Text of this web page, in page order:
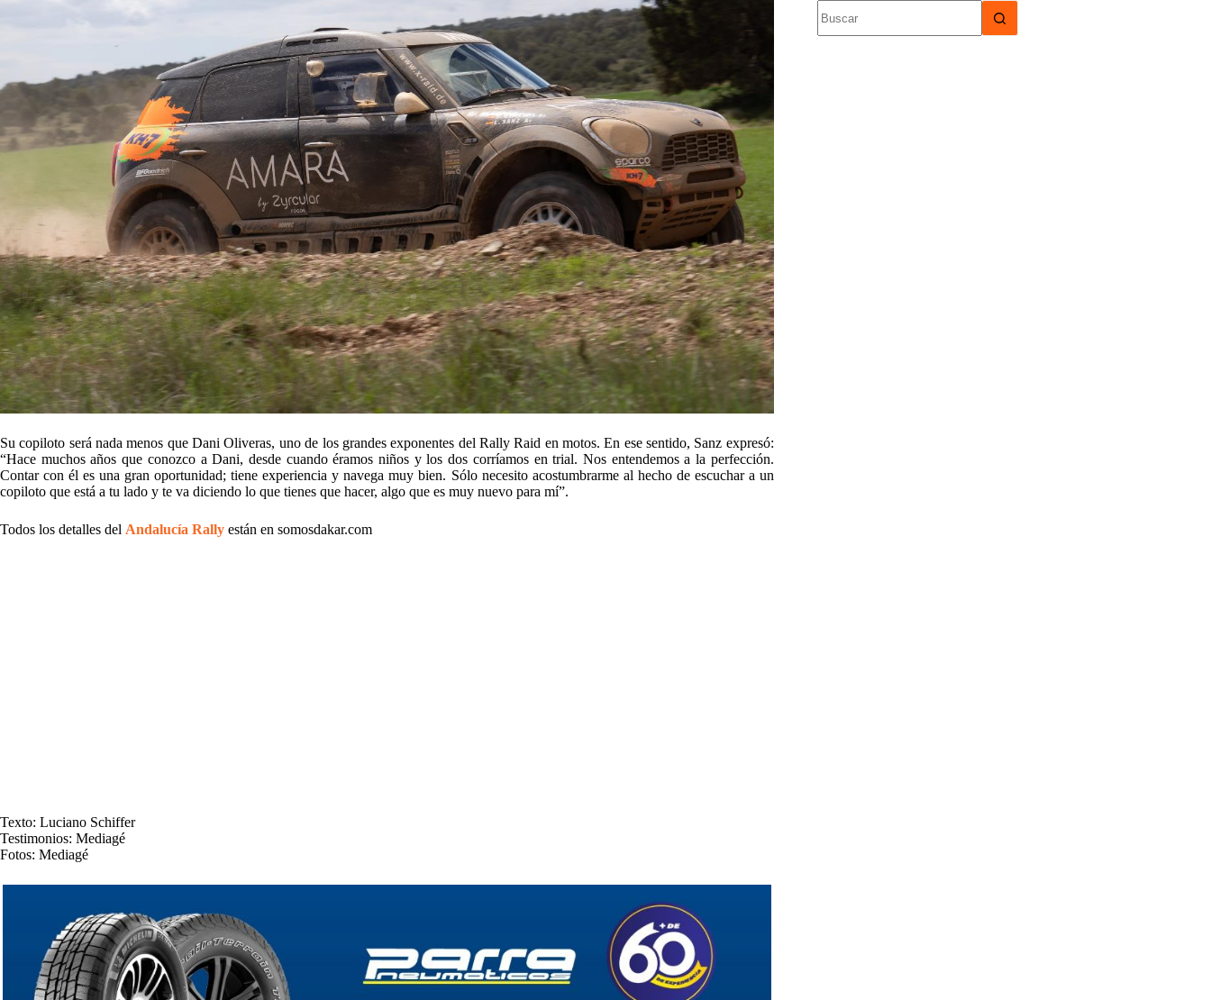
Su copiloto será nada menos que Dani Oliveras, uno de los grandes exponentes del Rally Raid en motos. En ese sentido, Sanz expresó:
“Hace muchos años que conozco a Dani, desde cuando éramos niños y los dos corríamos en trial. Nos entendemos a la perfección.
Contar con él es una gran oportunidad; tiene experiencia y navega muy bien. Sólo necesito acostumbrarme al hecho de escuchar a un
copiloto que está a tu lado y te va diciendo lo que tienes que hacer, algo que es muy nuevo para mí”.
Todos los detalles del Andalucía Rally están en somosdakar.com
Texto: Luciano Schiffer
Testimonios: Mediagé
Fotos: Mediagé